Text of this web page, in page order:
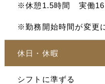
※休憩1.5時間 実働16
※勤務開始時間が変更
休日・休暇
シフトに準ずる